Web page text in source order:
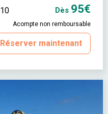
10 Dès 95€
Acompte non remboursable
Réserver maintenant